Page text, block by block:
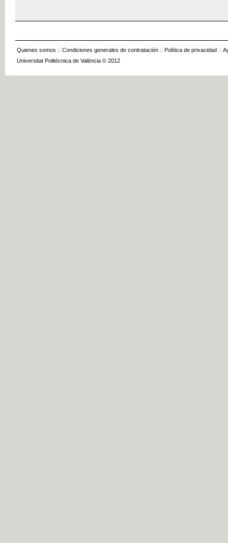
Quienes somos :: Condiciones generales de contratación :: Política de privacidad ::
Universitat Politècnica de València © 2012